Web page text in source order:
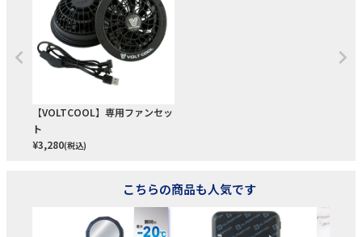
【VOLTCOOL】専用ファンセッ
ト
¥3,280(税込)
こちらの商品も人気です